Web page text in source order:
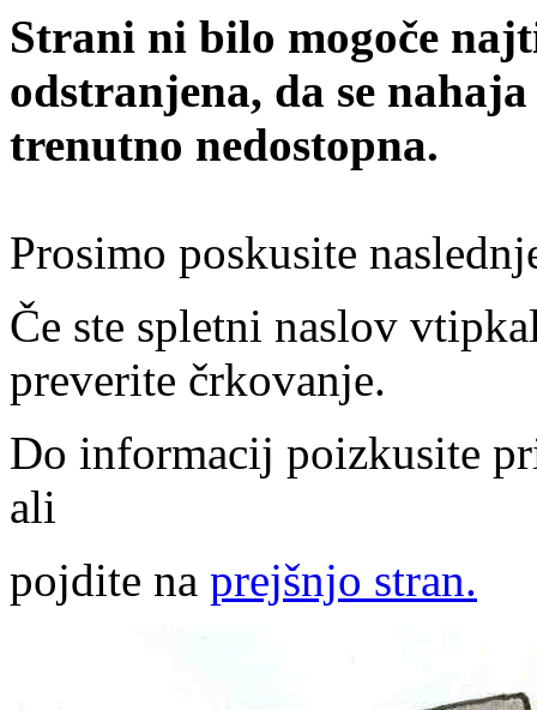
Strani ni bilo mogoče
odstranjena, da se
trenutno nedostopna.
Prosimo poskusite
Če ste spletni naslov
preverite črkovanje.
Do informacij poizkusite
ali
pojdite na prejšnjo stran.